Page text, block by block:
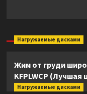
Нагружаемые дисками
Жим от груди
KFPLWCP (Лучшая
Нагружаемые дисками